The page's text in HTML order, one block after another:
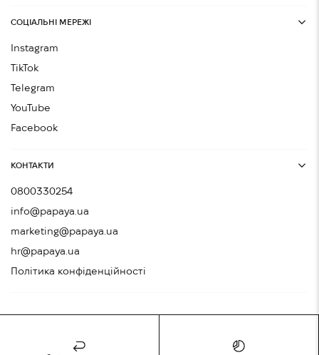
СОЦІАЛЬНІ МЕРЕЖІ
Instagram
TikTok
Telegram
YouTube
Facebook
КОНТАКТИ
0800330254
info@papaya.ua
marketing@papaya.ua
hr@papaya.ua
Політика конфіденційності